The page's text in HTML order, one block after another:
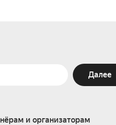
Далее
и организаторам